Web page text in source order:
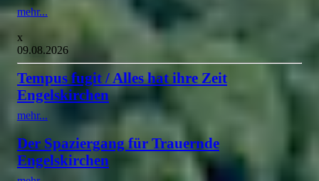
mehr...
x
09.08.2026
Tempus fugit / Alles hat ihre Zeit
Engelskirchen
mehr...
Der Spaziergang für Trauernde
Engelskirchen